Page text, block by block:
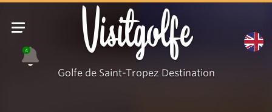
4 Visitgolfe
Golfe de Saint-Tropez Destination